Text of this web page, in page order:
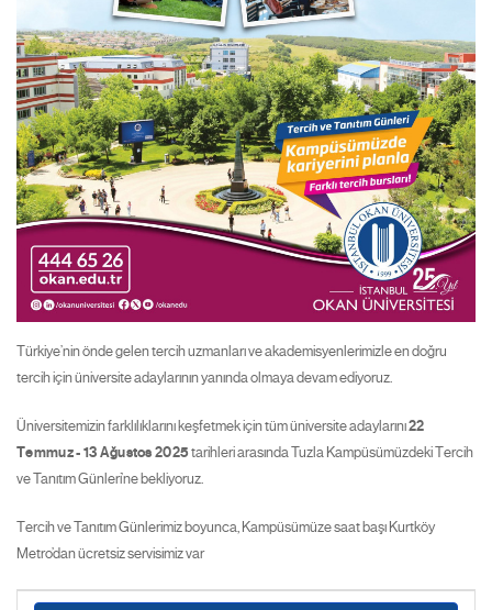
Türkiye’nin önde gelen tercih uzmanları ve akademisyenlerimizle en doğru
tercih için üniversite adaylarının yanında olmaya devam ediyoruz.
Üniversitemizin farklılıklarını keşfetmek için tüm üniversite adaylarını22
Temmuz - 13 Ağustos 2025tarihleri arasında Tuzla Kampüsümüzdeki Tercih
ve Tanıtım Günleri’ne bekliyoruz.
Tercih ve Tanıtım Günlerimiz boyunca, Kampüsümüze saat başı Kurtköy
Metro’dan ücretsiz servisimiz var